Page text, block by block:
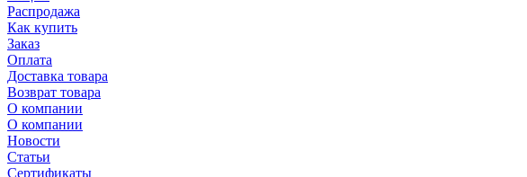
Распродажа
Как купить
Заказ
Оплата
Доставка товара
Возврат товара
О компании
О компании
Новости
Статьи
Сертификаты